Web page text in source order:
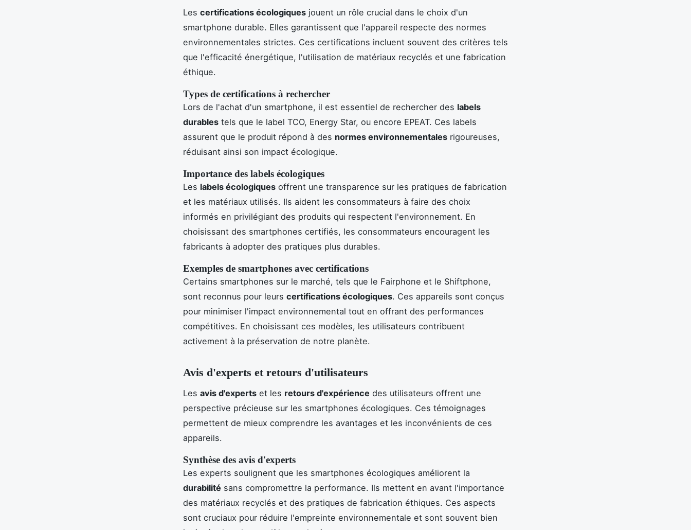
Les certifications écologiques jouent un rôle crucial dans le choix d'un
smartphone durable. Elles garantissent que l'appareil respecte des normes
environnementales strictes. Ces certifications incluent souvent des critères tels
que l'efficacité énergétique, l'utilisation de matériaux recyclés et une fabrication
éthique.
Types de certifications à rechercher
Lors de l'achat d'un smartphone, il est essentiel de rechercher des labels
durables tels que le label TCO, Energy Star, ou encore EPEAT. Ces labels
assurent que le produit répond à des normes environnementales rigoureuses,
réduisant ainsi son impact écologique.
Importance des labels écologiques
Les labels écologiques offrent une transparence sur les pratiques de fabrication
et les matériaux utilisés. Ils aident les consommateurs à faire des choix
informés en privilégiant des produits qui respectent l'environnement. En
choisissant des smartphones certifiés, les consommateurs encouragent les
fabricants à adopter des pratiques plus durables.
Exemples de smartphones avec certifications
Certains smartphones sur le marché, tels que le Fairphone et le Shiftphone,
sont reconnus pour leurs certifications écologiques. Ces appareils sont conçus
pour minimiser l'impact environnemental tout en offrant des performances
compétitives. En choisissant ces modèles, les utilisateurs contribuent
activement à la préservation de notre planète.
Avis d'experts et retours d'utilisateurs
Les avis d'experts et les retours d'expérience des utilisateurs offrent une
perspective précieuse sur les smartphones écologiques. Ces témoignages
permettent de mieux comprendre les avantages et les inconvénients de ces
appareils.
Synthèse des avis d'experts
Les experts soulignent que les smartphones écologiques améliorent la
durabilité sans compromettre la performance. Ils mettent en avant l'importance
des matériaux recyclés et des pratiques de fabrication éthiques. Ces aspects
sont cruciaux pour réduire l'empreinte environnementale et sont souvent bien